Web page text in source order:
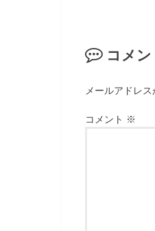
コメ
メールアドレス
コメント ※